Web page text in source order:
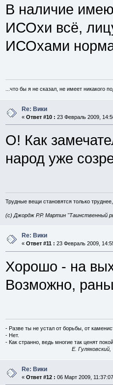
В наличие
ИСОхи всё,
ИСОхами
...что бы я не сказал, не имеет никакого
Re: Вики
« Ответ #10 : 23 Февраль 2009,
О! Как
народ уже
Трудные вещи становятся только
(с) Джордж Р.Р. Мартин "Таинственный
Re: Вики
« Ответ #11 : 23 Февраль 2009,
Хорошо - на
Возможно,
- Разве ты не устал от борьбы, от
- Нет.
- Как странно, ведь многие так ценят
E.
Re: Вики
« Ответ #12 : 06 Март 2009,